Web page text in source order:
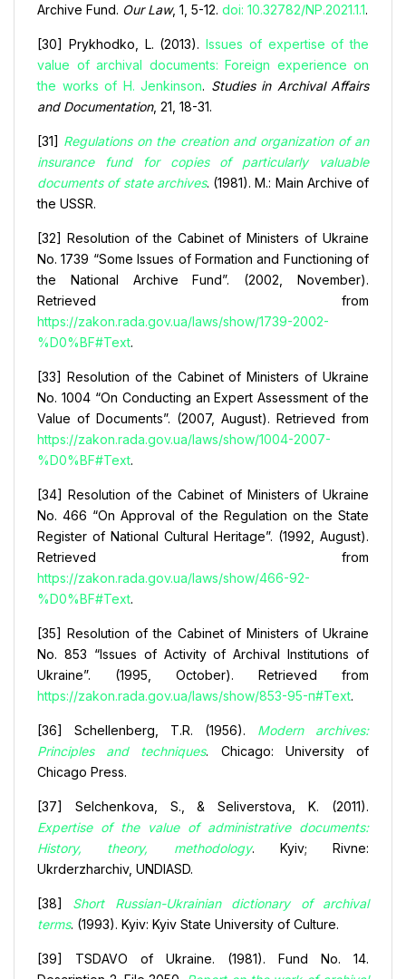
Archive Fund. Our Law, 1, 5-12. doi: 10.32782/NP.2021.1.1.
[30] Prykhodko, L. (2013). Issues of expertise of the
value of archival documents: Foreign experience on
the works of H. Jenkinson. Studies in Archival Affairs
and Documentation, 21, 18-31.
[31] Regulations on the creation and organization of an
insurance fund for copies of particularly valuable
documents of state archives. (1981). M.: Main Archive of
the USSR.
[32] Resolution of the Cabinet of Ministers of Ukraine
No. 1739 “Some Issues of Formation and Functioning of
the National Archive Fund”. (2002, November).
Retrieved from
https://zakon.rada.gov.ua/laws/show/1739-2002-
%D0%BF#Text.
[33] Resolution of the Cabinet of Ministers of Ukraine
No. 1004 “On Conducting an Expert Assessment of the
Value of Documents”. (2007, August). Retrieved from
https://zakon.rada.gov.ua/laws/show/1004-2007-
%D0%BF#Text.
[34] Resolution of the Cabinet of Ministers of Ukraine
No. 466 “On Approval of the Regulation on the State
Register of National Cultural Heritage”. (1992, August).
Retrieved from
https://zakon.rada.gov.ua/laws/show/466-92-
%D0%BF#Text.
[35] Resolution of the Cabinet of Ministers of Ukraine
No. 853 “Issues of Activity of Archival Institutions of
Ukraine”. (1995, October). Retrieved from
https://zakon.rada.gov.ua/laws/show/853-95-п#Text.
[36] Schellenberg, T.R. (1956). Modern archives:
Principles and techniques. Chicago: University of
Chicago Press.
[37] Selchenkova, S., & Seliverstova, K. (2011).
Expertise of the value of administrative documents:
History, theory, methodology. Kyiv; Rivne:
Ukrderzharchiv, UNDIASD.
[38] Short Russian-Ukrainian dictionary of archival
terms. (1993). Kyiv: Kyiv State University of Culture.
[39] TSDAVO of Ukraine. (1981). Fund No. 14.